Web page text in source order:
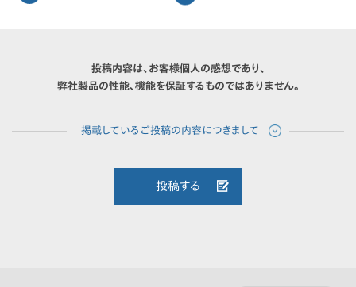
投稿内容は、お客様個人の感想であり、
弊社製品の性能、機能を保証するものではありません。
投稿する